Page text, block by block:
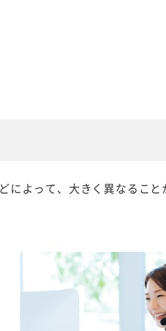
よって、大きく異なること